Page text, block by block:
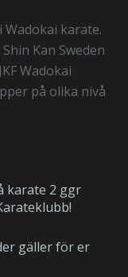
karate.
Kan Sweden
Wadokai
på olika nivå
karate 2 ggr
gäller för er